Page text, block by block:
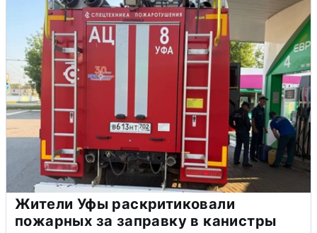
Жители Уфы раскритиковали
пожарных за заправку в канистры